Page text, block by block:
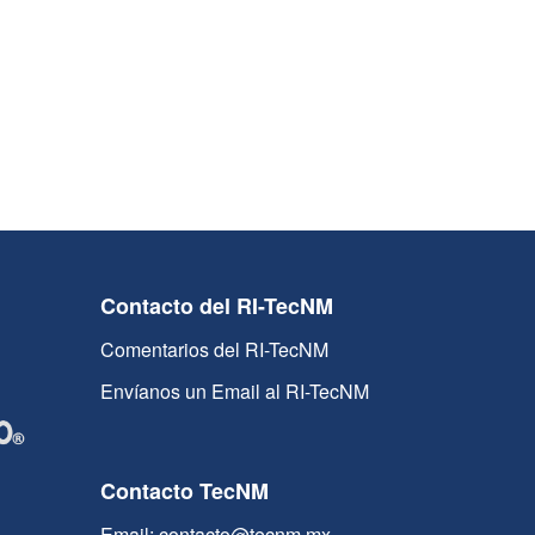
Contacto del RI-TecNM
Comentarios del RI-TecNM
Envíanos un Email al RI-TecNM
Contacto TecNM